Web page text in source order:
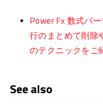
Power Fx 数式バ
行のまとめて削除
のテクニックをご
See also